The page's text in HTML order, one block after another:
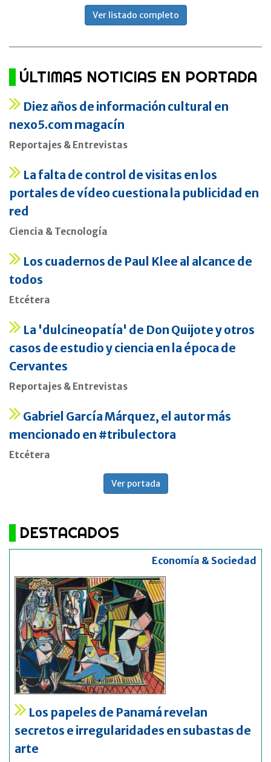
Ver listado completo
ÚLTIMAS NOTICIAS EN PORTADA
Diez años de información cultural en
nexo5.com magacín
Reportajes & Entrevistas
La falta de control de visitas en los
portales de vídeo cuestiona la publicidad en
red
Ciencia & Tecnología
Los cuadernos de Paul Klee al alcance de
todos
Etcétera
La 'dulcineopatía' de Don Quijote y otros
casos de estudio y ciencia en la época de
Cervantes
Reportajes & Entrevistas
Gabriel García Márquez, el autor más
mencionado en #tribulectora
Etcétera
Ver portada
DESTACADOS
Economía & Sociedad
Los papeles de Panamá revelan
secretos e irregularidades en subastas de
arte